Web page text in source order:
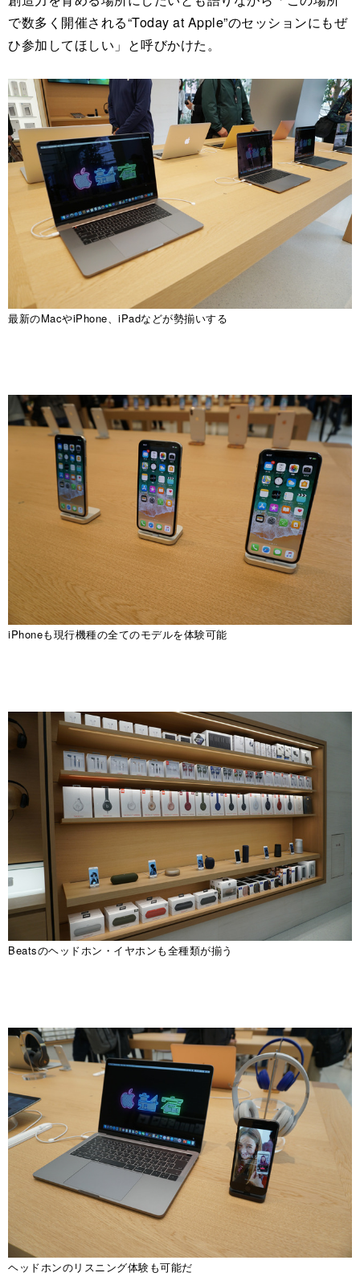
で数多く開催される“Today at Apple”のセッションにもぜ
ひ参加してほしい」と呼びかけた。
最新のMacやiPhone、iPadなどが勢揃いする
iPhoneも現行機種の全てのモデルを体験可能
Beatsのヘッドホン・イヤホンも全種類が揃う
ヘッドホンのリスニング体験も可能だ